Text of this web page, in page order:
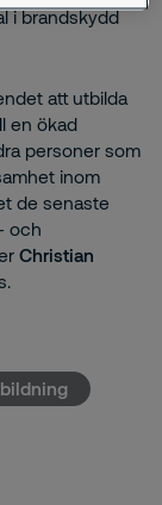
i brandskydd
att utbilda
en ökad
personer som
inom
de senaste
och
Christian